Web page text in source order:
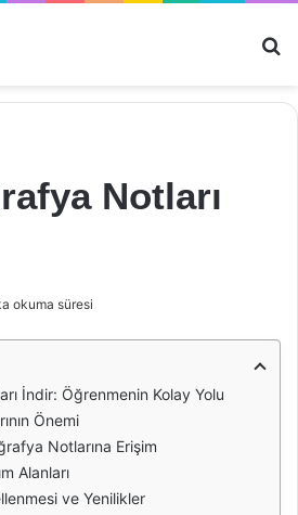
Notları
okuma süresi
İndir: Öğrenmenin Kolay Yolu
Önemi
Notlarına Erişim
Alanları
ve Yenilikler